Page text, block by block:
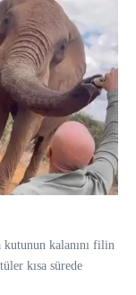
kalanını filin
kısa sürede